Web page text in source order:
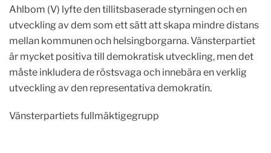
Ahlbom (V) lyfte den tillitsbaserade styrningen och en
utveckling av dem som ett sätt att skapa mindre distans
mellan kommunen och helsingborgarna. Vänsterpartiet
är mycket positiva till demokratisk utveckling, men det
måste inkludera de röstsvaga och innebära en verklig
utveckling av den representativa demokratin.
Vänsterpartiets fullmäktigegrupp